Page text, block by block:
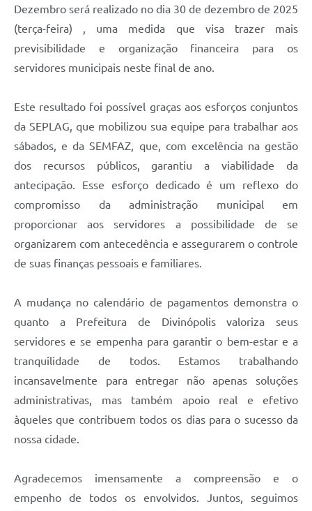
Dezembro será realizado no dia 30 de dezembro de 2025
(terça-feira) , uma medida que visa trazer mais
previsibilidade e organização financeira para os
servidores municipais neste final de ano.
Este resultado foi possível graças aos esforços conjuntos
da SEPLAG, que mobilizou sua equipe para trabalhar aos
sábados, e da SEMFAZ, que, com excelência na gestão
dos recursos públicos, garantiu a viabilidade da
antecipação. Esse esforço dedicado é um reflexo do
compromisso da administração municipal em
proporcionar aos servidores a possibilidade de se
organizarem com antecedência e assegurarem o controle
de suas finanças pessoais e familiares.
A mudança no calendário de pagamentos demonstra o
quanto a Prefeitura de Divinópolis valoriza seus
servidores e se empenha para garantir o bem-estar e a
tranquilidade de todos. Estamos trabalhando
incansavelmente para entregar não apenas soluções
administrativas, mas também apoio real e efetivo
àqueles que contribuem todos os dias para o sucesso da
nossa cidade.
Agradecemos imensamente a compreensão e o
empenho de todos os envolvidos. Juntos, seguimos